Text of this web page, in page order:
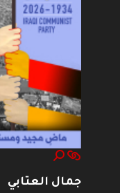
جمال العتابي